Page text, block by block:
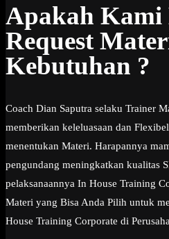
Apakah Kami
Request
Kebutuhan ?
Coach Dian Saputra selaku Trainer
memberikan keleluasaan dan
menentukan Materi. Harapannya
pengundang meningkatkan kualitas
pelaksanaannya In House Training
Materi yang Bisa Anda Pilih untuk
House Training Corporate di